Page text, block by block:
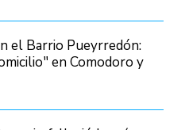
el Barrio Pueyrredón:
en Comodoro y